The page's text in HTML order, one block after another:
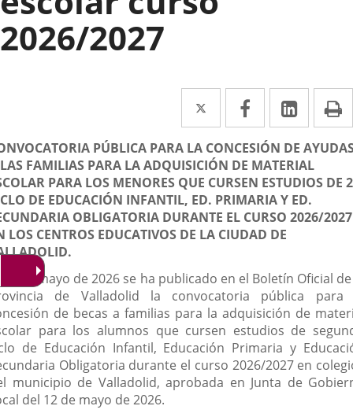
2026/2027
Twitter
Enlace
a
una
aplicación
externa.
Facebook
Enlace
a
una
aplicación
externa.
Enlace
a
una
PÚBLICA PARA LA CONCESIÓN DE
FAMILIAS PARA LA ADQUISICIÓN DE MATERIAL
PARA LOS MENORES QUE CURSEN ESTUDIOS DE
DE EDUCACIÓN INFANTIL, ED. PRIMARIA Y ED.
OBLIGATORIA DURANTE EL CURSO 2026/2027
LOS CENTROS EDUCATIVOS DE LA CIUDAD DE
15 de mayo de 2026 se ha publicado en el Boletín Oficial
de Valladolid la convocatoria pública para
de becas a familias para la adquisición de
para los alumnos que cursen estudios de
de Educación Infantil, Educación Primaria y
Obligatoria durante el curso 2026/2027 en
municipio de Valladolid, aprobada en Junta de
del 12 de mayo de 2026.